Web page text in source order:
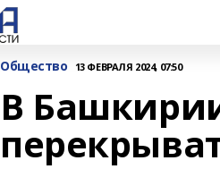
Общество 13 ФЕВРАЛЯ 2024, 07:50
В